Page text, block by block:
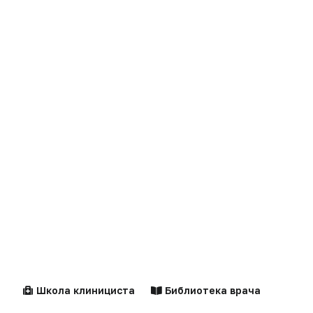
Школа клинициста Библиотека врача